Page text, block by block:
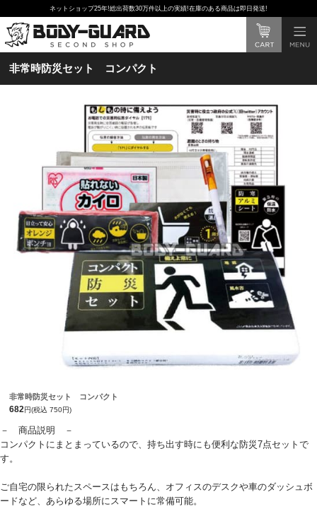
ネットショップ25年!総出荷数30万件以上の実績!在庫のある商品は即日発送!
非常時防災セット コンパクト
非常時防災セット コンパクト
682円(税込 750円)
－ 商品説明 －
コンパクトにまとまっているので、持ち出す時にも便利な防災7点セットで
す。
ご自宅の限られたスペースはもちろん、オフィスのデスクや車のダッシュボ
ードなど、あらゆる場所にスマートに常備可能。